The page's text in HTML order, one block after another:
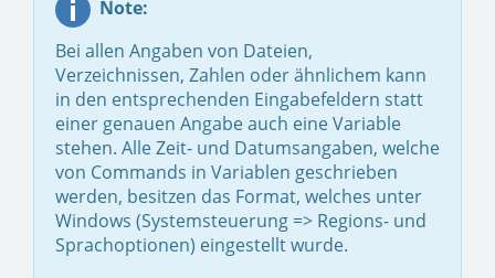
Note:
Bei allen Angaben von Dateien,
Verzeichnissen, Zahlen oder ähnlichem kann
in den entsprechenden Eingabefeldern statt
einer genauen Angabe auch eine Variable
stehen. Alle Zeit- und Datumsangaben, welche
von Commands in Variablen geschrieben
werden, besitzen das Format, welches unter
Windows (Systemsteuerung => Regions- und
Sprachoptionen) eingestellt wurde.